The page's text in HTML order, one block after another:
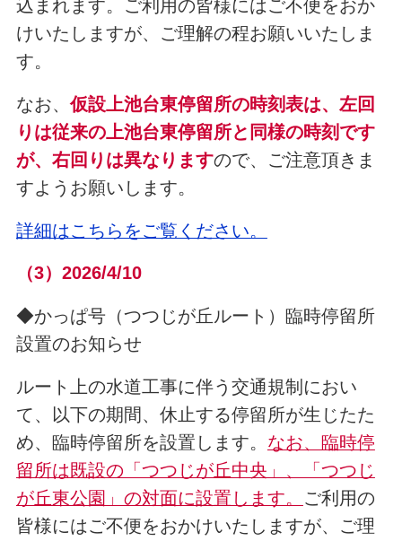
込まれます。ご利用の皆様にはご不便をおか
けいたしますが、ご理解の程お願いいたしま
す。
なお、仮設上池台東停留所の時刻表は、左回
りは従来の上池台東停留所と同様の時刻です
が、右回りは異なりますので、ご注意頂きま
すようお願いします。
詳細はこちらをご覧ください。
（3）2026/4/10
◆かっぱ号（つつじが丘ルート）臨時停留所
設置のお知らせ
ルート上の水道工事に伴う交通規制におい
て、以下の期間、休止する停留所が生じたた
め、臨時停留所を設置します。 なお、臨時停
留所は既設の「つつじが丘中央」、「つつじ
が丘東公園」の対面に設置します。 ご利用の
皆様にはご不便をおかけいたしますが、ご理